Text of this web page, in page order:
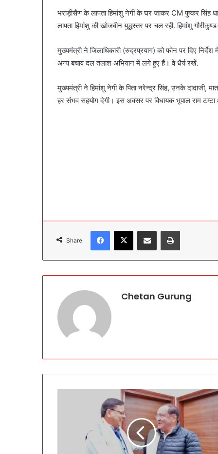
भराड़ीसैण के लापता हिमांशु नेगी के घर जाकर CM पुष्कर सिंह
लापता हिमांशु की खोजबीन युद्धस्तर पर चल रही. हिमांशु
मुख्यमंत्री ने जिलाधिकारी (रुद्रप्रयाग) को फोन पर दिए
अन्य बचाव दल तलाश अभियान में लगे हुए हैं। वे धैर्य रखें.
मुख्यमंत्री ने हिमांशु नेगी के पिता नरेन्द्र सिंह, उनके दादाजी,
हर संभव सहयोग देगी। इस अवसर पर विधायक भूपाल राम टम्टा
Share
Chetan Gurung